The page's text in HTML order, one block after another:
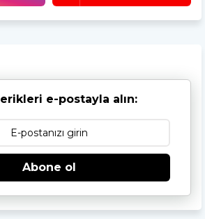
e-postayla alın:
Abone ol